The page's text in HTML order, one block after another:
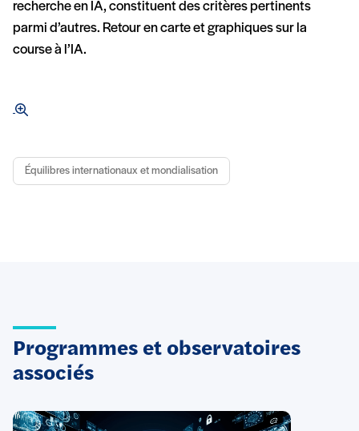
recherche en IA, constituent des critères pertinents
parmi d’autres. Retour en carte et graphiques sur la
course à l’IA.
Équilibres internationaux et mondialisation
Programmes et observatoires
associés